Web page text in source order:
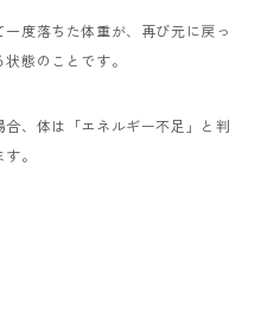
度落ちた体重が、再び元に戻っ
態のことです。
、体は「エネルギー不足」と判
。